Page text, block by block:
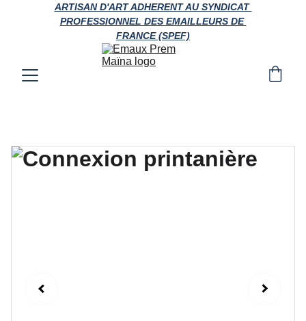
ARTISAN D'ART ADHERENT AU SYNDICAT
PROFESSIONNEL DES EMAILLEURS DE
FRANCE (SPEF)